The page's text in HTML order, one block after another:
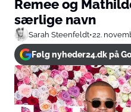
Remee og
særlige navn
Sarah Steenfeldt•22.
Følg nyheder24.dk på